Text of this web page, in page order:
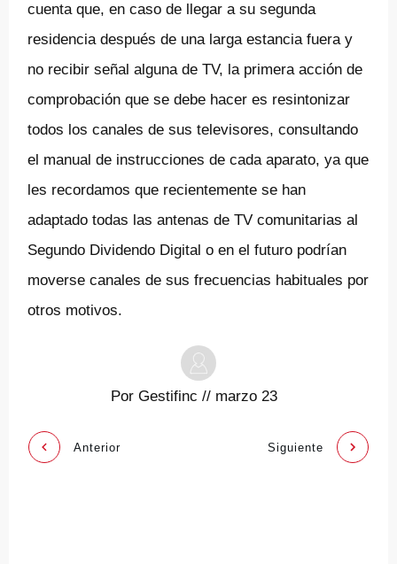
cuenta que, en caso de llegar a su segunda
residencia después de una larga estancia fuera y
no recibir señal alguna de TV, la primera acción de
comprobación que se debe hacer es resintonizar
todos los canales de sus televisores, consultando
el manual de instrucciones de cada aparato, ya que
les recordamos que recientemente se han
adaptado todas las antenas de TV comunitarias al
Segundo Dividendo Digital o en el futuro podrían
moverse canales de sus frecuencias habituales por
otros motivos.
Por Gestifinc // marzo 23
Anterior Siguiente